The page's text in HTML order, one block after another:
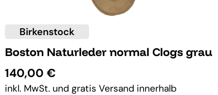
Birkenstock
Boston Naturleder normal Clogs grau
140,00 €
inkl. MwSt. und gratis Versand innerhalb